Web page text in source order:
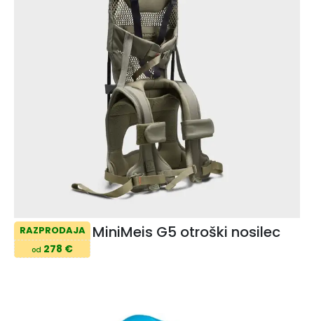
RAZPRODAJA
od 278 €
MiniMeis G5 otroški nosilec